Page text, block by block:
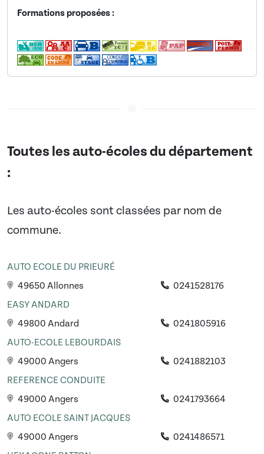
Formations proposées :
Toutes les auto-écoles du département
:
Les auto-écoles sont classées par nom de
commune.
AUTO ECOLE DU PRIEURÉ
49650 Allonnes
0241528176
EASY ANDARD
49800 Andard
0241805916
AUTO-ECOLE LEBOURDAIS
49000 Angers
0241882103
REFERENCE CONDUITE
49000 Angers
0241793664
AUTO ECOLE SAINT JACQUES
49000 Angers
0241486571